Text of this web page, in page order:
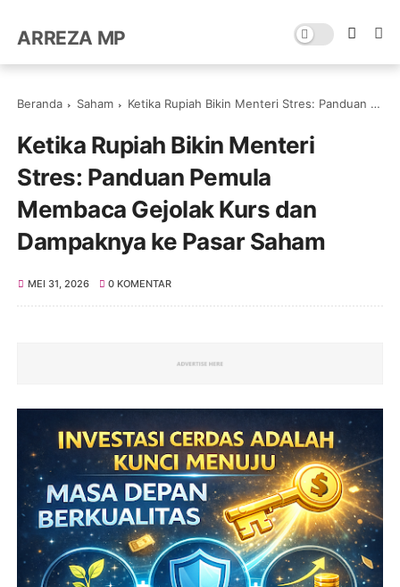
ARREZA MP
Beranda Saham Ketika Rupiah Bikin Menteri Stres: Panduan Pemula Membaca Gejolak Kurs dan Dampaknya ke Pasar Saham
Ketika Rupiah Bikin Menteri
Stres: Panduan Pemula
Membaca Gejolak Kurs dan
Dampaknya ke Pasar Saham
MEI 31, 2026 0 KOMENTAR